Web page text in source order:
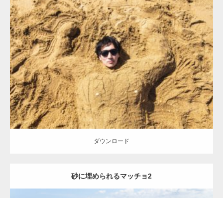
Update:2021.07.8
Category: 海のマッチョ オレンジの人 AKIHITO(細マッチョ)
ダウンロード
ダウンロード
砂に埋められるマッチョ2